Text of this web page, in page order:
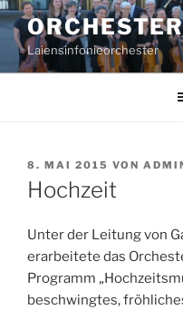
Zum
Inhalt
springenLaiensinfonieorchester
VERÖFFENTLICHT
AM
8. MAI 2015 VON
Hochzeit
Unter der Leitung von
erarbeitete das
Programm
beschwingtes,